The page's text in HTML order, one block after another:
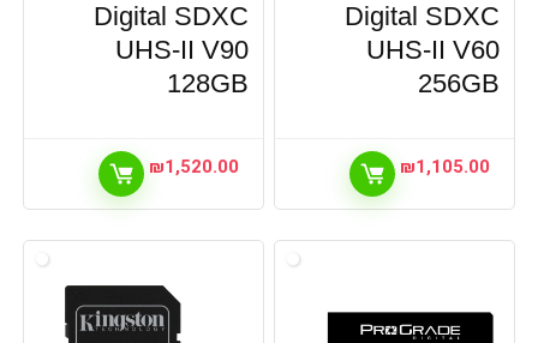
Digital SDXC
UHS-II V60
256GB
₪1,105.00
Digital SDXC
UHS-II V90
128GB
₪1,520.00